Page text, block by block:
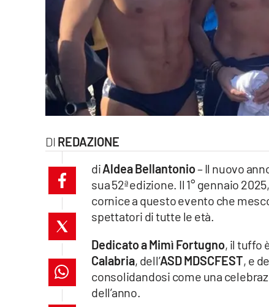
cosenzachannel.it
catanzarochannel.it
lacapitalenews.it
REDAZIONE
diAldea Bellantonio– Il nuovo
sua 52ª edizione. Il 1° gennaio
cornice a questo evento che
spettatori di tutte le età.
Dedicato a Mimì Fortugno, il tuffo
Calabria, dell’ASD MDSCFEST, e
consolidandosi come una
dell’anno.